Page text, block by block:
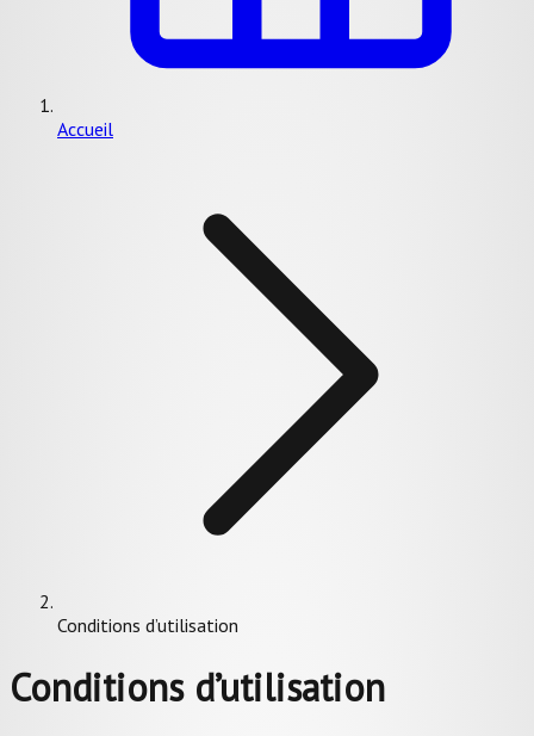
Accueil
Conditions d’utilisation
Conditions d’utilisation